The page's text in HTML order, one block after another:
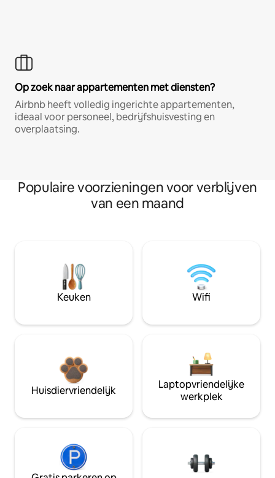
Op zoek naar appartementen met diensten?
Airbnb heeft volledig ingerichte appartementen,
ideaal voor personeel, bedrijfshuisvesting en
overplaatsing.
Populaire voorzieningen voor verblijven
van een maand
Keuken Wifi
Huisdiervriendelijk
Laptopvriendelijke
werkplek